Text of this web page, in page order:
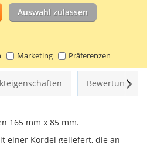
Auswahl zulassen
Marketing Präferenzen
für Handys. Diese Hülle
und Staub. Die Hülle schwimmt
klare transparente Folie für den
bleibt in dieser
Bewertungen
165 mm x 85 mm.
einer Kordel geliefert, die an